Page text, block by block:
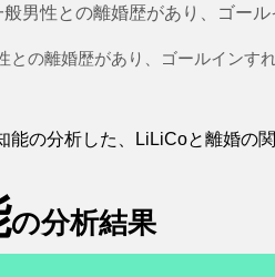
般男性との離婚歴があり、ゴー
との離婚歴があり、ゴールインす
能の分析した、LiLiCoと離婚の
の分析結果